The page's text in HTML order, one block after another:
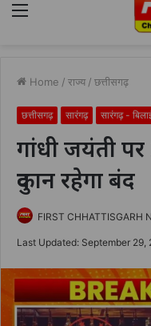
Menu
Home / राज्य / छत्तीसगढ़
छत्तीसगढ़ सारंगढ़ सारंगढ़ -
गांधी जयंती
दुकान रहेगा बंद
FIRST CHHATTISGARH
Last Updated: September 29,